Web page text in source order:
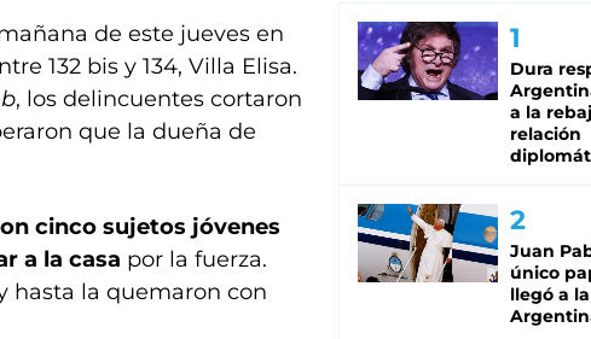
de este jueves en
132 bis y 134, Villa Elisa.
, los delincuentes cortaron
que la dueña de
cinco sujetos jóvenes
a la casa por la fuerza.
hasta la quemaron con
Dura
a la
relación
Juan
único
llegó a la